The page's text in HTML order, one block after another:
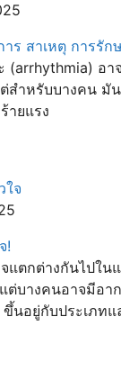
ร สาเหตุ การรัก
(arrhythmia) อา
สำหรับบางคน
ายแรง
!
แตกต่างกันไปใน
บางคนอาจมีอาก
นอยู่กับประเภท